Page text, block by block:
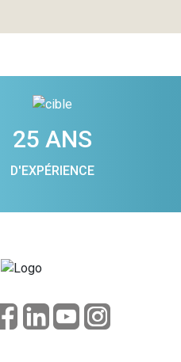
25 ANS
D'EXPÉRIENCE